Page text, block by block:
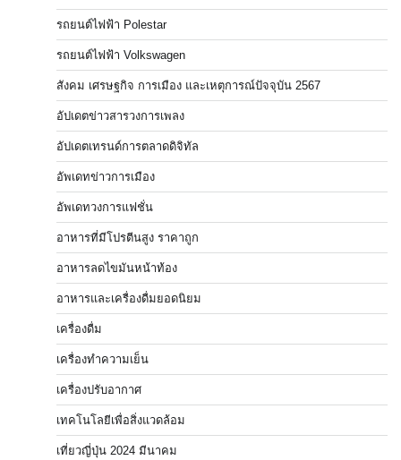
รถยนต์ไฟฟ้า Polestar
รถยนต์ไฟฟ้า Volkswagen
สังคม เศรษฐกิจ การเมือง และเหตุการณ์ปัจจุบัน 2567
อัปเดตข่าวสารวงการเพลง
อัปเดตเทรนด์การตลาดดิจิทัล
อัพเดทข่าวการเมือง
อัพเดทวงการแฟชั่น
อาหารที่มีโปรตีนสูง ราคาถูก
อาหารลดไขมันหน้าท้อง
อาหารและเครื่องดื่มยอดนิยม
เครื่องดื่ม
เครื่องทำความเย็น
เครื่องปรับอากาศ
เทคโนโลยีเพื่อสิ่งแวดล้อม
เที่ยวญี่ปุ่น 2024 มีนาคม